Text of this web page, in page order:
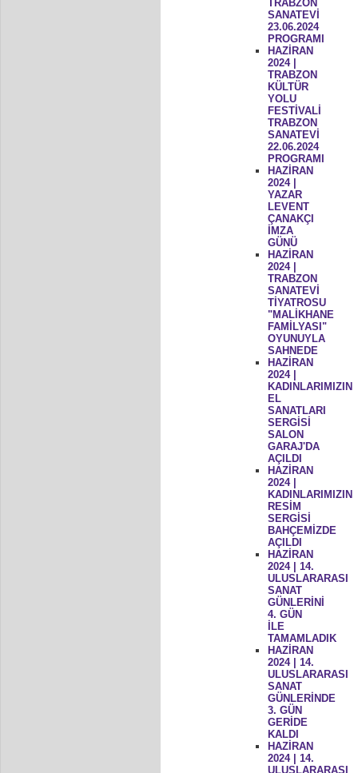
TRABZON
SANATEVİ
23.06.2024
PROGRAMI
HAZİRAN
2024 |
TRABZON
KÜLTÜR
YOLU
FESTİVALİ
TRABZON
SANATEVİ
22.06.2024
PROGRAMI
HAZİRAN
2024 |
YAZAR
LEVENT
ÇANAKÇI
İMZA
GÜNÜ
HAZİRAN
2024 |
TRABZON
SANATEVİ
TİYATROSU
"MALİKHANE
FAMİLYASI"
OYUNUYLA
SAHNEDE
HAZİRAN
2024 |
KADINLARIMIZIN
EL
SANATLARI
SERGİSİ
SALON
GARAJ'DA
AÇILDI
HAZİRAN
2024 |
KADINLARIMIZIN
RESİM
SERGİSİ
BAHÇEMİZDE
AÇILDI
HAZİRAN
2024 | 14.
ULUSLARARASI
SANAT
GÜNLERİNİ
4. GÜN
İLE
TAMAMLADIK
HAZİRAN
2024 | 14.
ULUSLARARASI
SANAT
GÜNLERİNDE
3. GÜN
GERİDE
KALDI
HAZİRAN
2024 | 14.
ULUSLARARASI